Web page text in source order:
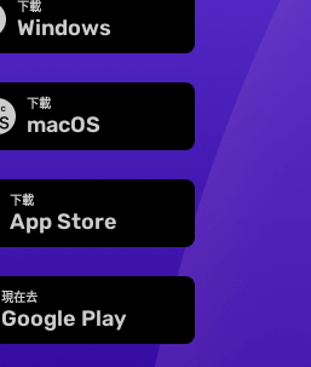
下載
Windows
下載
macOS
下載
App Store
現在去
Google Play